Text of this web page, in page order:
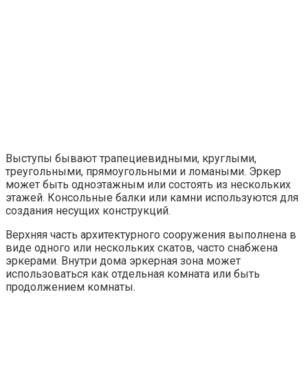
Выступы бывают трапециевидными, круглыми,
треугольными, прямоугольными и ломаными. Эркер
может быть одноэтажным или состоять из нескольких
этажей. Консольные балки или камни используются для
создания несущих конструкций.
Верхняя часть архитектурного сооружения выполнена в
виде одного или нескольких скатов, часто снабжена
эркерами. Внутри дома эркерная зона может
использоваться как отдельная комната или быть
продолжением комнаты.